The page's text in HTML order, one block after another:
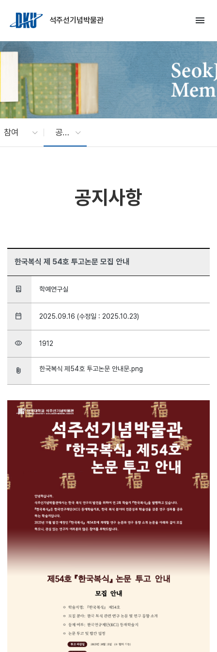
석주선기념박물관
menu
참여 공지사항
공지사항
한국복식 제 54호 투고논문 모집 안내
person_book 학예연구실
date_range 2025.09.16 (수정일 : 2025.10.23)
visibility 1912
attach_file 한국복식 제54호 투고논문 안내문.png